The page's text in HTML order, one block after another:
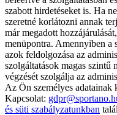
szabott hirdetéseket is. Ha
szeretné korlátozni annak
már megadott
menüpontra. Amennyiben a
azok feldolgozása az
szolgáltatások magas szintű
végzését szolgálja az
Az Ön személyes adatainak
Kapcsolat:
és süti szabályzatunkban